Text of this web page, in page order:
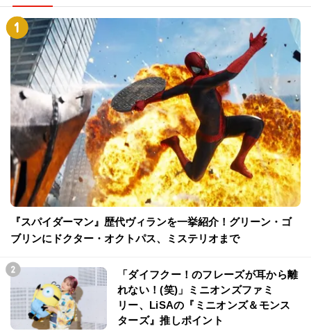
『スパイダーマン』歴代ヴィランを一挙紹介！グリーン・ゴ
ブリンにドクター・オクトパス、ミステリオまで
「ダイフクー！のフレーズが耳から離
れない！(笑)」ミニオンズファミ
リー、LiSAの『ミニオンズ＆モンス
ターズ』推しポイント